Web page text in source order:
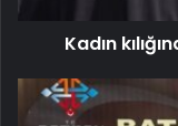
Kadın